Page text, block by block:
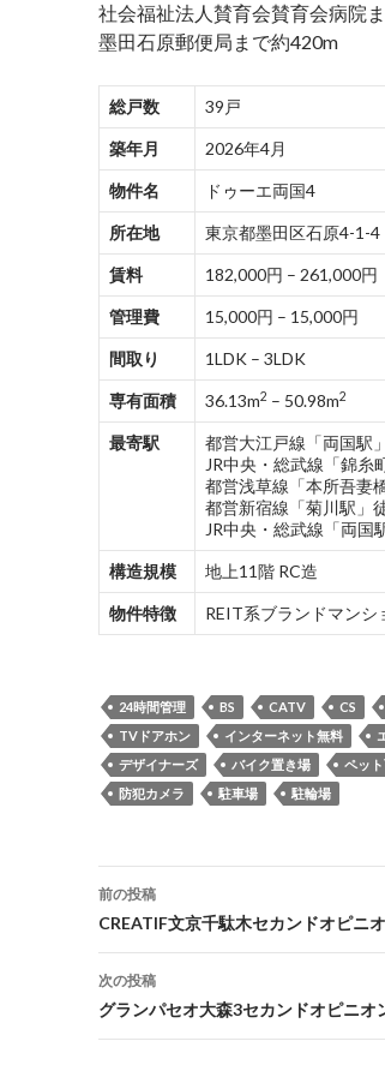
社会福祉法人賛育会賛育会病院
墨田石原郵便局まで約420m
総戸数 39戸
築年月 2026年4月
物件名 ドゥーエ両国4
所在地 東京都墨田区石原4-1-4
賃料 182,000円 – 261,000円
管理費 15,000円 – 15,000円
間取り 1LDK – 3LDK
専有面積 36.13m2 – 50.98m2
最寄駅
都営大江戸線「両国駅
JR中央・総武線「錦糸
都営浅草線「本所吾妻
都営新宿線「菊川駅」
JR中央・総武線「両国
構造規模 地上11階 RC造
物件特徴 REIT系ブランドマン
24時間管理 BS CATV CS
TVドアホン
インターネット無料
デザイナーズ
バイク置き場 ペッ
防犯カメラ
駐車場 駐輪場
投
稿
ナ
ビ
ゲ
前の投稿
CREATIF文京千駄木セカンドオピニ
次の投稿
グランパセオ大森3セカンドオピニオ